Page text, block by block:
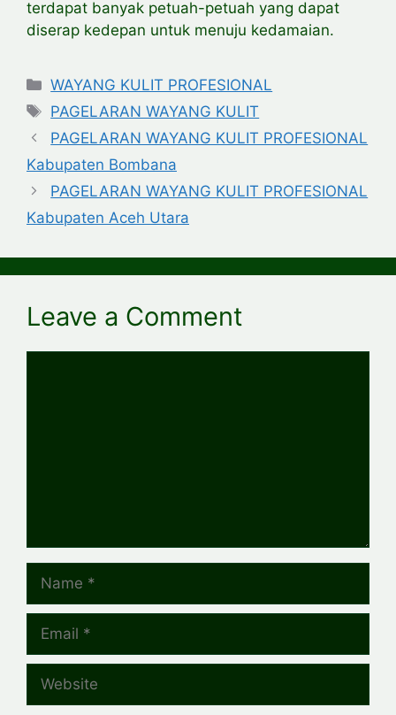
terdapat banyak petuah-petuah yang dapat
diserap kedepan untuk menuju kedamaian.
Categories
WAYANG KULIT PROFESIONAL
Tags
PAGELARAN WAYANG KULIT
PAGELARAN WAYANG KULIT PROFESIONAL
Kabupaten Bombana
PAGELARAN WAYANG KULIT PROFESIONAL
Kabupaten Aceh Utara
Leave a Comment